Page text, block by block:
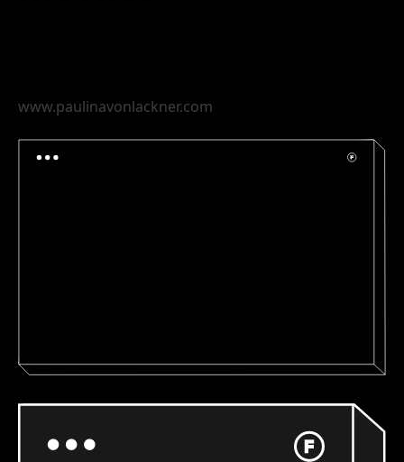
www.paulinavonlackner.com